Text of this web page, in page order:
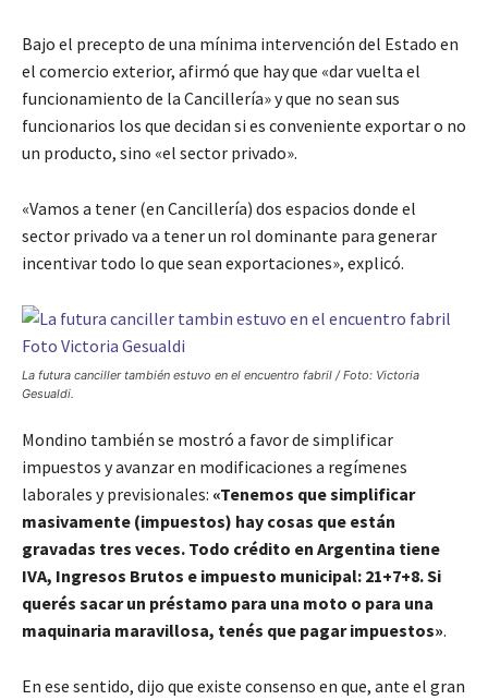
Bajo el precepto de una mínima intervención del Estado en
el comercio exterior, afirmó que hay que «dar vuelta el
funcionamiento de la Cancillería» y que no sean sus
funcionarios los que decidan si es conveniente exportar o no
un producto, sino «el sector privado».
«Vamos a tener (en Cancillería) dos espacios donde el
sector privado va a tener un rol dominante para generar
incentivar todo lo que sean exportaciones», explicó.
La futura canciller también estuvo en el encuentro fabril / Foto: Victoria
Gesualdi.
Mondino también se mostró a favor de simplificar
impuestos y avanzar en modificaciones a regímenes
laborales y previsionales: «Tenemos que simplificar
masivamente (impuestos) hay cosas que están
gravadas tres veces. Todo crédito en Argentina tiene
IVA, Ingresos Brutos e impuesto municipal: 21+7+8. Si
querés sacar un préstamo para una moto o para una
maquinaria maravillosa, tenés que pagar impuestos».
En ese sentido, dijo que existe consenso en que, ante el gran